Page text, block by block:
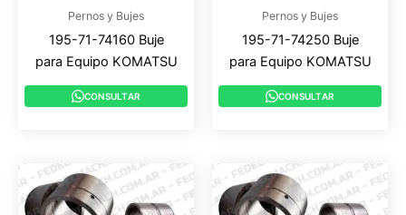
Pernos y Bujes
195-71-74160 Buje
para Equipo KOMATSU
CONSULTAR
Pernos y Bujes
195-71-74250 Buje
para Equipo KOMATSU
CONSULTAR